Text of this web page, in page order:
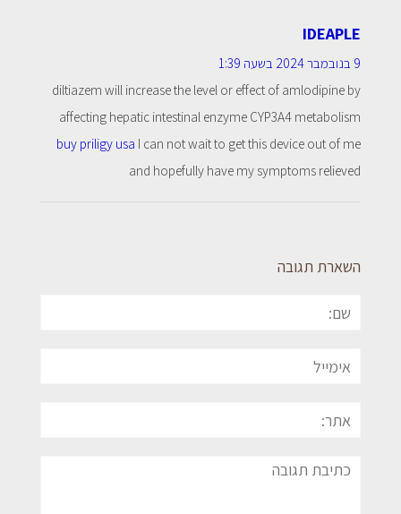
IDEAPLE
9 בנובמבר 2024 בשעה 1:39
diltiazem will increase the level or effect of amlodipine by
affecting hepatic intestinal enzyme CYP3A4 metabolism
buy priligy usa I can not wait to get this device out of me
and hopefully have my symptoms relieved
השארת תגובה
תגובה